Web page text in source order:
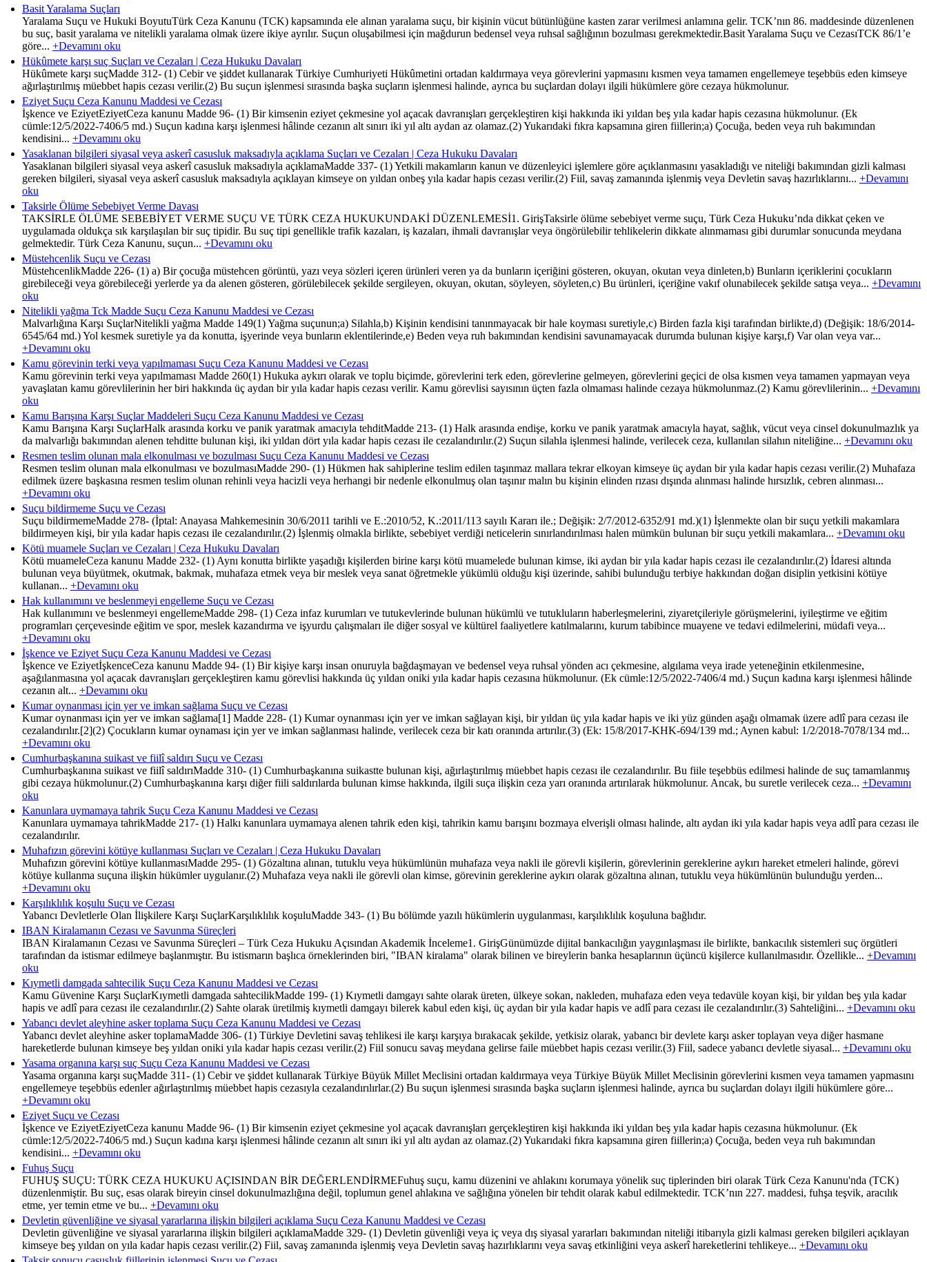
Basit Yaralama Suçları
Yaralama Suçu ve Hukuki BoyutuTürk Ceza Kanunu (TCK) kapsamında ele alınan yaralama suçu, bir kişinin vücut bütünlüğüne kasten zarar verilmesi anlamına gelir. TCK’nın 86. maddesinde düzenlenen
bu suç, basit yaralama ve nitelikli yaralama olmak üzere ikiye ayrılır. Suçun oluşabilmesi için mağdurun bedensel veya ruhsal sağlığının bozulması gerekmektedir.Basit Yaralama Suçu ve CezasıTCK 86/1’e
göre... +Devamını oku
Hükûmete karşı suç Suçları ve Cezaları | Ceza Hukuku Davaları
Hükûmete karşı suçMadde 312- (1) Cebir ve şiddet kullanarak Türkiye Cumhuriyeti Hükûmetini ortadan kaldırmaya veya görevlerini yapmasını kısmen veya tamamen engellemeye teşebbüs eden kimseye
ağırlaştırılmış müebbet hapis cezası verilir.(2) Bu suçun işlenmesi sırasında başka suçların işlenmesi halinde, ayrıca bu suçlardan dolayı ilgili hükümlere göre cezaya hükmolunur.
Eziyet Suçu Ceza Kanunu Maddesi ve Cezası
İşkence ve EziyetEziyetCeza kanunu Madde 96- (1) Bir kimsenin eziyet çekmesine yol açacak davranışları gerçekleştiren kişi hakkında iki yıldan beş yıla kadar hapis cezasına hükmolunur. (Ek
cümle:12/5/2022-7406/5 md.) Suçun kadına karşı işlenmesi hâlinde cezanın alt sınırı iki yıl altı aydan az olamaz.(2) Yukarıdaki fıkra kapsamına giren fiillerin;a) Çocuğa, beden veya ruh bakımından
kendisini... +Devamını oku
Yasaklanan bilgileri siyasal veya askerî casusluk maksadıyla açıklama Suçları ve Cezaları | Ceza Hukuku Davaları
Yasaklanan bilgileri siyasal veya askerî casusluk maksadıyla açıklamaMadde 337- (1) Yetkili makamların kanun ve düzenleyici işlemlere göre açıklanmasını yasakladığı ve niteliği bakımından gizli kalması
gereken bilgileri, siyasal veya askerî casusluk maksadıyla açıklayan kimseye on yıldan onbeş yıla kadar hapis cezası verilir.(2) Fiil, savaş zamanında işlenmiş veya Devletin savaş hazırlıklarını... +Devamını
oku
Taksirle Ölüme Sebebiyet Verme Davası
TAKSİRLE ÖLÜME SEBEBİYET VERME SUÇU VE TÜRK CEZA HUKUKUNDAKİ DÜZENLEMESİ1. GirişTaksirle ölüme sebebiyet verme suçu, Türk Ceza Hukuku’nda dikkat çeken ve
uygulamada oldukça sık karşılaşılan bir suç tipidir. Bu suç tipi genellikle trafik kazaları, iş kazaları, ihmali davranışlar veya öngörülebilir tehlikelerin dikkate alınmaması gibi durumlar sonucunda meydana
gelmektedir. Türk Ceza Kanunu, suçun... +Devamını oku
Müstehcenlik Suçu ve Cezası
MüstehcenlikMadde 226- (1) a) Bir çocuğa müstehcen görüntü, yazı veya sözleri içeren ürünleri veren ya da bunların içeriğini gösteren, okuyan, okutan veya dinleten,b) Bunların içeriklerini çocukların
girebileceği veya görebileceği yerlerde ya da alenen gösteren, görülebilecek şekilde sergileyen, okuyan, okutan, söyleyen, söyleten,c) Bu ürünleri, içeriğine vakıf olunabilecek şekilde satışa veya... +Devamını
oku
Nitelikli yağma Tck Madde Suçu Ceza Kanunu Maddesi ve Cezası
Malvarlığına Karşı SuçlarNitelikli yağma Madde 149(1) Yağma suçunun;a) Silahla,b) Kişinin kendisini tanınmayacak bir hale koyması suretiyle,c) Birden fazla kişi tarafından birlikte,d) (Değişik: 18/6/2014-
6545/64 md.) Yol kesmek suretiyle ya da konutta, işyerinde veya bunların eklentilerinde,e) Beden veya ruh bakımından kendisini savunamayacak durumda bulunan kişiye karşı,f) Var olan veya var...
+Devamını oku
Kamu görevinin terki veya yapılmaması Suçu Ceza Kanunu Maddesi ve Cezası
Kamu görevinin terki veya yapılmaması Madde 260(1) Hukuka aykırı olarak ve toplu biçimde, görevlerini terk eden, görevlerine gelmeyen, görevlerini geçici de olsa kısmen veya tamamen yapmayan veya
yavaşlatan kamu görevlilerinin her biri hakkında üç aydan bir yıla kadar hapis cezası verilir. Kamu görevlisi sayısının üçten fazla olmaması halinde cezaya hükmolunmaz.(2) Kamu görevlilerinin... +Devamını
oku
Kamu Barışına Karşı Suçlar Maddeleri Suçu Ceza Kanunu Maddesi ve Cezası
Kamu Barışına Karşı SuçlarHalk arasında korku ve panik yaratmak amacıyla tehditMadde 213- (1) Halk arasında endişe, korku ve panik yaratmak amacıyla hayat, sağlık, vücut veya cinsel dokunulmazlık ya
da malvarlığı bakımından alenen tehditte bulunan kişi, iki yıldan dört yıla kadar hapis cezası ile cezalandırılır.(2) Suçun silahla işlenmesi halinde, verilecek ceza, kullanılan silahın niteliğine... +Devamını oku
Resmen teslim olunan mala elkonulması ve bozulması Suçu Ceza Kanunu Maddesi ve Cezası
Resmen teslim olunan mala elkonulması ve bozulmasıMadde 290- (1) Hükmen hak sahiplerine teslim edilen taşınmaz mallara tekrar elkoyan kimseye üç aydan bir yıla kadar hapis cezası verilir.(2) Muhafaza
edilmek üzere başkasına resmen teslim olunan rehinli veya hacizli veya herhangi bir nedenle elkonulmuş olan taşınır malın bu kişinin elinden rızası dışında alınması halinde hırsızlık, cebren alınması...
+Devamını oku
Suçu bildirmeme Suçu ve Cezası
Suçu bildirmemeMadde 278- (İptal: Anayasa Mahkemesinin 30/6/2011 tarihli ve E.:2010/52, K.:2011/113 sayılı Kararı ile.; Değişik: 2/7/2012-6352/91 md.)(1) İşlenmekte olan bir suçu yetkili makamlara
bildirmeyen kişi, bir yıla kadar hapis cezası ile cezalandırılır.(2) İşlenmiş olmakla birlikte, sebebiyet verdiği neticelerin sınırlandırılması halen mümkün bulunan bir suçu yetkili makamlara... +Devamını oku
Kötü muamele Suçları ve Cezaları | Ceza Hukuku Davaları
Kötü muameleCeza kanunu Madde 232- (1) Aynı konutta birlikte yaşadığı kişilerden birine karşı kötü muamelede bulunan kimse, iki aydan bir yıla kadar hapis cezası ile cezalandırılır.(2) İdaresi altında
bulunan veya büyütmek, okutmak, bakmak, muhafaza etmek veya bir meslek veya sanat öğretmekle yükümlü olduğu kişi üzerinde, sahibi bulunduğu terbiye hakkından doğan disiplin yetkisini kötüye
kullanan... +Devamını oku
Hak kullanımını ve beslenmeyi engelleme Suçu ve Cezası
Hak kullanımını ve beslenmeyi engellemeMadde 298- (1) Ceza infaz kurumları ve tutukevlerinde bulunan hükümlü ve tutukluların haberleşmelerini, ziyaretçileriyle görüşmelerini, iyileştirme ve eğitim
programları çerçevesinde eğitim ve spor, meslek kazandırma ve işyurdu çalışmaları ile diğer sosyal ve kültürel faaliyetlere katılmalarını, kurum tabibince muayene ve tedavi edilmelerini, müdafi veya...
+Devamını oku
İşkence ve Eziyet Suçu Ceza Kanunu Maddesi ve Cezası
İşkence ve EziyetİşkenceCeza kanunu Madde 94- (1) Bir kişiye karşı insan onuruyla bağdaşmayan ve bedensel veya ruhsal yönden acı çekmesine, algılama veya irade yeteneğinin etkilenmesine,
aşağılanmasına yol açacak davranışları gerçekleştiren kamu görevlisi hakkında üç yıldan oniki yıla kadar hapis cezasına hükmolunur. (Ek cümle:12/5/2022-7406/4 md.) Suçun kadına karşı işlenmesi hâlinde
cezanın alt... +Devamını oku
Kumar oynanması için yer ve imkan sağlama Suçu ve Cezası
Kumar oynanması için yer ve imkan sağlama[1] Madde 228- (1) Kumar oynanması için yer ve imkan sağlayan kişi, bir yıldan üç yıla kadar hapis ve iki yüz günden aşağı olmamak üzere adlî para cezası ile
cezalandırılır.[2](2) Çocukların kumar oynaması için yer ve imkan sağlanması halinde, verilecek ceza bir katı oranında artırılır.(3) (Ek: 15/8/2017-KHK-694/139 md.; Aynen kabul: 1/2/2018-7078/134 md...
+Devamını oku
Cumhurbaşkanına suikast ve fiilî saldırı Suçu ve Cezası
Cumhurbaşkanına suikast ve fiilî saldırıMadde 310- (1) Cumhurbaşkanına suikastte bulunan kişi, ağırlaştırılmış müebbet hapis cezası ile cezalandırılır. Bu fiile teşebbüs edilmesi halinde de suç tamamlanmış
gibi cezaya hükmolunur.(2) Cumhurbaşkanına karşı diğer fiili saldırılarda bulunan kimse hakkında, ilgili suça ilişkin ceza yarı oranında artırılarak hükmolunur. Ancak, bu suretle verilecek ceza... +Devamını
oku
Kanunlara uymamaya tahrik Suçu Ceza Kanunu Maddesi ve Cezası
Kanunlara uymamaya tahrikMadde 217- (1) Halkı kanunlara uymamaya alenen tahrik eden kişi, tahrikin kamu barışını bozmaya elverişli olması halinde, altı aydan iki yıla kadar hapis veya adlî para cezası ile
cezalandırılır.
Muhafızın görevini kötüye kullanması Suçları ve Cezaları | Ceza Hukuku Davaları
Muhafızın görevini kötüye kullanmasıMadde 295- (1) Gözaltına alınan, tutuklu veya hükümlünün muhafaza veya nakli ile görevli kişilerin, görevlerinin gereklerine aykırı hareket etmeleri halinde, görevi
kötüye kullanma suçuna ilişkin hükümler uygulanır.(2) Muhafaza veya nakli ile görevli olan kimse, görevinin gereklerine aykırı olarak gözaltına alınan, tutuklu veya hükümlünün bulunduğu yerden...
+Devamını oku
Karşılıklılık koşulu Suçu ve Cezası
Yabancı Devletlerle Olan İlişkilere Karşı SuçlarKarşılıklılık koşuluMadde 343- (1) Bu bölümde yazılı hükümlerin uygulanması, karşılıklılık koşuluna bağlıdır.
IBAN Kiralamanın Cezası ve Savunma Süreçleri
IBAN Kiralamanın Cezası ve Savunma Süreçleri – Türk Ceza Hukuku Açısından Akademik İnceleme1. GirişGünümüzde dijital bankacılığın yaygınlaşması ile birlikte, bankacılık sistemleri suç örgütleri
tarafından da istismar edilmeye başlanmıştır. Bu istismarın başlıca örneklerinden biri, "IBAN kiralama" olarak bilinen ve bireylerin banka hesaplarının üçüncü kişilerce kullanılmasıdır. Özellikle... +Devamını
oku
Kıymetli damgada sahtecilik Suçu Ceza Kanunu Maddesi ve Cezası
Kamu Güvenine Karşı SuçlarKıymetli damgada sahtecilikMadde 199- (1) Kıymetli damgayı sahte olarak üreten, ülkeye sokan, nakleden, muhafaza eden veya tedavüle koyan kişi, bir yıldan beş yıla kadar
hapis ve adlî para cezası ile cezalandırılır.(2) Sahte olarak üretilmiş kıymetli damgayı bilerek kabul eden kişi, üç aydan bir yıla kadar hapis ve adlî para cezası ile cezalandırılır.(3) Sahteliğini... +Devamını oku
Yabancı devlet aleyhine asker toplama Suçu Ceza Kanunu Maddesi ve Cezası
Yabancı devlet aleyhine asker toplamaMadde 306- (1) Türkiye Devletini savaş tehlikesi ile karşı karşıya bırakacak şekilde, yetkisiz olarak, yabancı bir devlete karşı asker toplayan veya diğer hasmane
hareketlerde bulunan kimseye beş yıldan oniki yıla kadar hapis cezası verilir.(2) Fiil sonucu savaş meydana gelirse faile müebbet hapis cezası verilir.(3) Fiil, sadece yabancı devletle siyasal... +Devamını oku
Yasama organına karşı suç Suçu Ceza Kanunu Maddesi ve Cezası
Yasama organına karşı suçMadde 311- (1) Cebir ve şiddet kullanarak Türkiye Büyük Millet Meclisini ortadan kaldırmaya veya Türkiye Büyük Millet Meclisinin görevlerini kısmen veya tamamen yapmasını
engellemeye teşebbüs edenler ağırlaştırılmış müebbet hapis cezasıyla cezalandırılırlar.(2) Bu suçun işlenmesi sırasında başka suçların işlenmesi halinde, ayrıca bu suçlardan dolayı ilgili hükümlere göre...
+Devamını oku
Eziyet Suçu ve Cezası
İşkence ve EziyetEziyetCeza kanunu Madde 96- (1) Bir kimsenin eziyet çekmesine yol açacak davranışları gerçekleştiren kişi hakkında iki yıldan beş yıla kadar hapis cezasına hükmolunur. (Ek
cümle:12/5/2022-7406/5 md.) Suçun kadına karşı işlenmesi hâlinde cezanın alt sınırı iki yıl altı aydan az olamaz.(2) Yukarıdaki fıkra kapsamına giren fiillerin;a) Çocuğa, beden veya ruh bakımından
kendisini... +Devamını oku
Fuhuş Suçu
FUHUŞ SUÇU: TÜRK CEZA HUKUKU AÇISINDAN BİR DEĞERLENDİRMEFuhuş suçu, kamu düzenini ve ahlakını korumaya yönelik suç tiplerinden biri olarak Türk Ceza Kanunu'nda (TCK)
düzenlenmiştir. Bu suç, esas olarak bireyin cinsel dokunulmazlığına değil, toplumun genel ahlakına ve sağlığına yönelen bir tehdit olarak kabul edilmektedir. TCK’nın 227. maddesi, fuhşa teşvik, aracılık
etme, yer temin etme ve bu... +Devamını oku
Devletin güvenliğine ve siyasal yararlarına ilişkin bilgileri açıklama Suçu Ceza Kanunu Maddesi ve Cezası
Devletin güvenliğine ve siyasal yararlarına ilişkin bilgileri açıklamaMadde 329- (1) Devletin güvenliği veya iç veya dış siyasal yararları bakımından niteliği itibarıyla gizli kalması gereken bilgileri açıklayan
kimseye beş yıldan on yıla kadar hapis cezası verilir.(2) Fiil, savaş zamanında işlenmiş veya Devletin savaş hazırlıklarını veya savaş etkinliğini veya askerî hareketlerini tehlikeye... +Devamını oku